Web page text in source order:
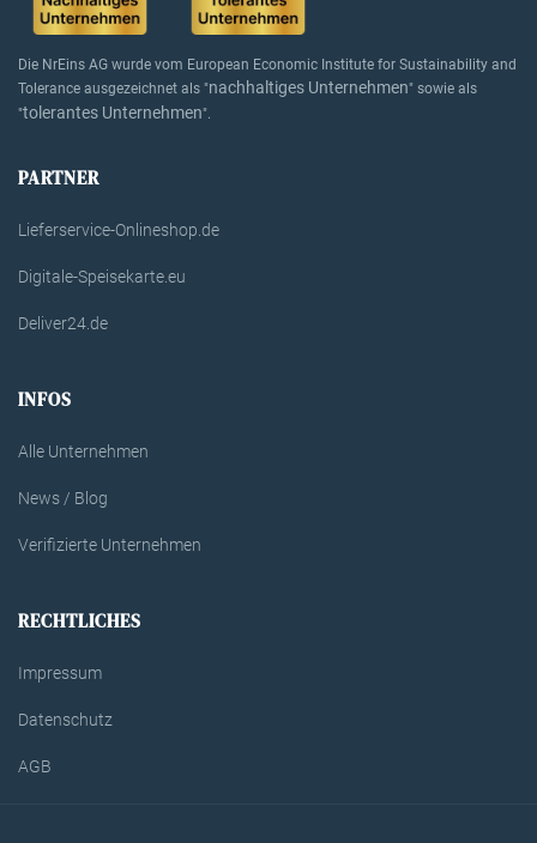
Die NrEins AG wurde vom European Economic Institute for Sustainability and
Tolerance ausgezeichnet als "nachhaltiges Unternehmen" sowie als
"tolerantes Unternehmen".
PARTNER
Lieferservice-Onlineshop.de
Digitale-Speisekarte.eu
Deliver24.de
INFOS
Alle Unternehmen
News / Blog
Verifizierte Unternehmen
RECHTLICHES
Impressum
Datenschutz
AGB